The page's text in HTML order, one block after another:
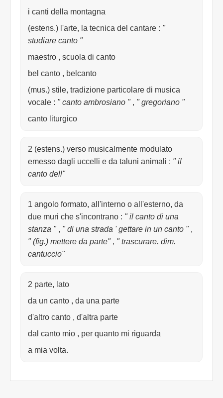
i canti della montagna
(estens.) l'arte, la tecnica del cantare : "
studiare canto "
maestro , scuola di canto
bel canto , belcanto
(mus.) stile, tradizione particolare di musica
vocale : " canto ambrosiano " , " gregoriano "
canto liturgico
2 (estens.) verso musicalmente modulato
emesso dagli uccelli e da taluni animali : " il
canto dell"
1 angolo formato, all'interno o all'esterno, da
due muri che s'incontrano : " il canto di una
stanza " , " di una strada ' gettare in un canto " ,
" (fig.) mettere da parte" , " trascurare. dim.
cantuccio"
2 parte, lato
da un canto , da una parte
d'altro canto , d'altra parte
dal canto mio , per quanto mi riguarda
a mia volta.